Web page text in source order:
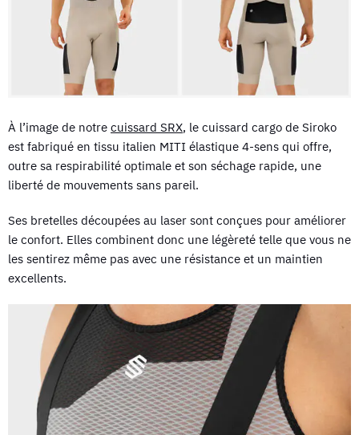
À l’image de notre cuissard SRX, le cuissard cargo de Siroko
est fabriqué en tissu italien MITI élastique 4-sens qui offre,
outre sa respirabilité optimale et son séchage rapide, une
liberté de mouvements sans pareil.
Ses bretelles découpées au laser sont conçues pour améliorer
le confort. Elles combinent donc une légèreté telle que vous ne
les sentirez même pas avec une résistance et un maintien
excellents.